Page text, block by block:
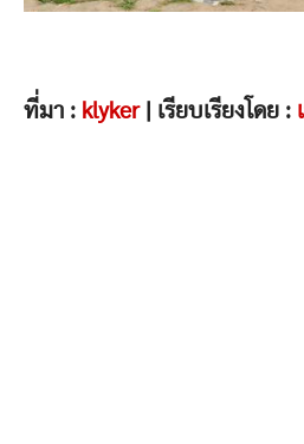
ที่มา : klyker| เรียบเรียงโดย :